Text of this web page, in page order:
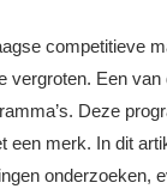
competitieve
vergroten. Een
Deze
een merk. In dit
onderzoeken,